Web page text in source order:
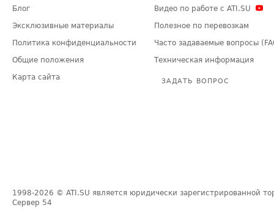
Блог
Эксклюзивные материалы
Политика конфиденциальности
Общие положения
Карта сайта
Видео по работе с ATI.SU
Полезное по перевозкам
Часто задаваемые вопросы
Техническая информация
ЗАДАТЬ ВОПРОС
1998-2026 © ATI.SU является юридически зарегистрированной
Сервер 54